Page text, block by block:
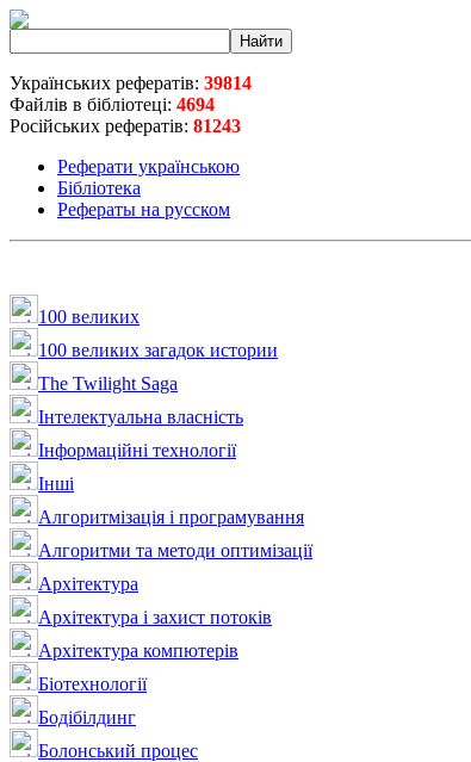
Українських рефератів: 39814
Файлів в бібліотеці: 4694
Російських рефератів: 81243
Реферати українською
Бібліотека
Рефераты на русском
100 великих
100 великих загадок истории
The Twilight Saga
Інтелектуальна влaсність
Інформаційні технології
Інші
Алгоритмізація і програмування
Алгоритми та методи оптимізації
Архітектура
Архітектура і захист потоків
Архітектура компютерів
Біотехнології
Бодібілдинг
Болонський процес